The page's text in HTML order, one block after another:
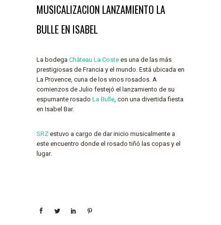
MUSICALIZACION LANZAMIENTO LA
BULLE EN ISABEL
La bodega Château La Coste es una de las más
prestigiosas de Francia y el mundo. Está ubicada en
La Provence, cuna de los vinos rosados. A
comienzos de Julio festejó el lanzamiento de su
espumante rosado La Bulle, con una divertida fiesta
en Isabel Bar.
SRZ estuvo a cargo de dar inicio musicalmente a
este encuentro donde el rosado tiñó las copas y el
lugar.